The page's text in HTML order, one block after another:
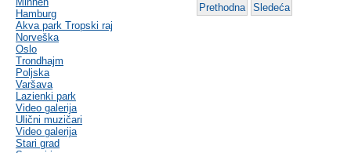
Hamburg
Akva park Tropski raj
Norveška
Oslo
Trondhajm
Poljska
Varšava
Lazienki park
Video galerija
Ulični muzičari
Video galerija
Stari grad
Prethodna Sledeća